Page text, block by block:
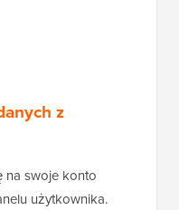
z
na swoje konto
użytkownika.